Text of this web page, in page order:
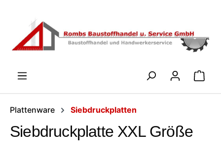
Plattenware Siebdruckplatten
Siebdruckplatte XXL Größe